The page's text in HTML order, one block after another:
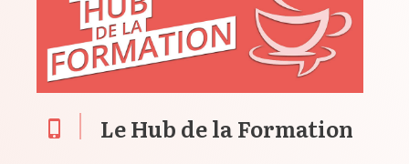
Le Hub de la Formation